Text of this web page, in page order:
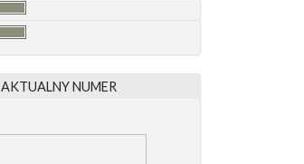
AKTUALNY NUMER